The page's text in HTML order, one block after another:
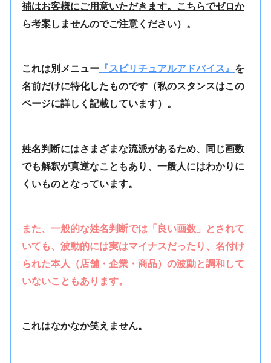
補はお客様にご用意いただきます。こちらでゼロか
ら考案しませんのでご注意ください） 。
これは別メニュー『スピリチュアルアドバイス』 を
名前だけに特化したものです（私のスタンスはこの
ページに詳しく記載しています）。
姓名判断にはさまざまな流派があるため、同じ画数
でも解釈が真逆なこともあり、一般人にはわかりに
くいものとなっています。
また、一般的な姓名判断では「良い画数」とされて
いても、波動的には実はマイナスだったり、名付け
られた本人（店舗・企業・商品）の波動と調和して
いないこともあります。
これはなかなか笑えません。